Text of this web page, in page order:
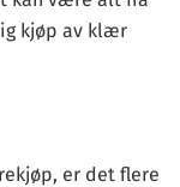
kjøp av klær
er det flere